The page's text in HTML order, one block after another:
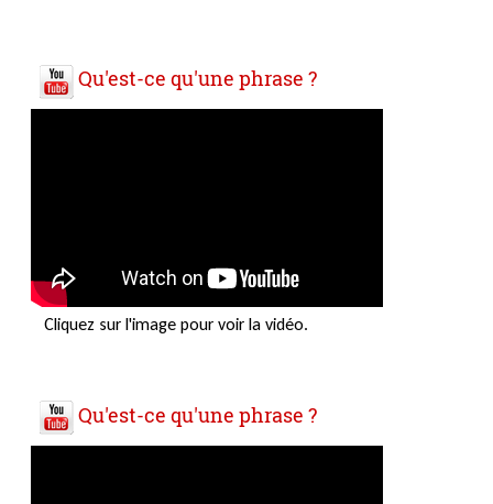
Qu'est-ce qu'une phrase ?
Cliquez sur l'image pour voir la vidéo.
Qu'est-ce qu'une phrase ?